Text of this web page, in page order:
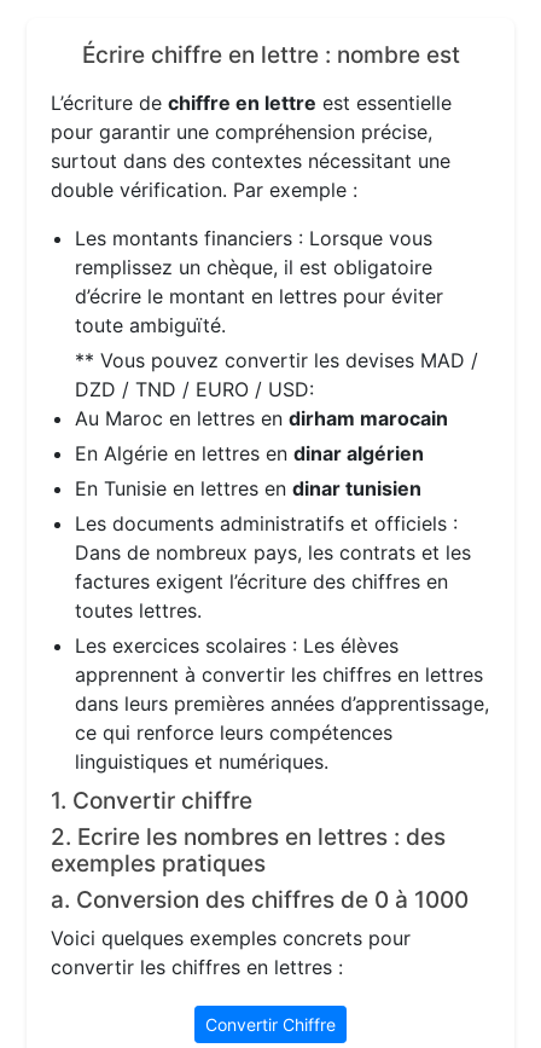
Écrire chiffre en lettre : nombre est
L’écriture dechiffre en lettre est essentielle
pour garantir une compréhension précise,
surtout dans des contextes nécessitant une
double vérification. Par exemple :
Les montants financiers : Lorsque vous
remplissez un chèque, il est obligatoire
d’écrire le montant en lettres pour éviter
toute ambiguïté.
** Vous pouvez convertir les devises MAD /
DZD / TND / EURO / USD:
Au Maroc en lettres endirham marocain
En Algérie en lettres endinar algérien
En Tunisie en lettres endinar tunisien
Les documents administratifs et officiels :
Dans de nombreux pays, les contrats et les
factures exigent l’écriture des chiffres en
toutes lettres.
Les exercices scolaires : Les élèves
apprennent à convertir les chiffres en lettres
dans leurs premières années d’apprentissage,
ce qui renforce leurs compétences
linguistiques et numériques.
1. Convertir chiffre
2. Ecrire les nombres en lettres : des
exemples pratiques
a. Conversion des chiffres de 0 à 1000
Voici quelques exemples concrets pour
convertir les chiffres en lettres :
Convertir Chiffre